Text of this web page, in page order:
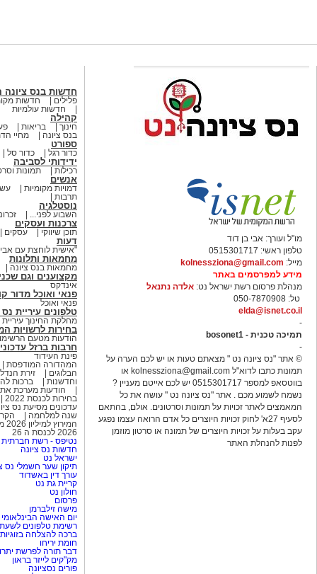
מו"ל ועורך: אבי בן דוד
טלפון ראשי: 0515301717
מייל: kolnessziona@gmail.com
מידע למפרסמים באתר
מנהלת פרסום רשת ישראל נט: אלדה נתנאל
טל: 050-7870908
elda@isnet.co.il
-
תמיכה טכנית - bosonet1
-
© אתר "נס ציונה נט " מצאתם טעות או יש לכם הערה על
תמונות כתבו לדוא"ל kolnessziona@gmail.com או
בווטסאפ למספר 0515301717 יש לכם אייטם מעניין ?
נשמח לשמוע מכם . אתר "נס ציונה נט " עושה את כל
המאמצים לאתר זכויות על תמונות וסרטונים. אולם, בהתאם
לסעיף 27א' לחוק זכויות היוצרים כל אדם הרואה עצמו נפגע
עקב בעלות על זכויות היוצרים של תמונה או סרטון מוזמן
לפנות להנהלת האתר
חדשות בנס
פלילים
חדשות
חדשות עולמיות
קהילה
חינוך בריאות
בנס ציונה
מחיי
ספורט
כדור רגל כדור סל
ידידותי לסביבה
רכילות תמונות
אנשים
דמויות מקומיות
תרבות
נוסטלגיה
השבוע לפני...
צרכנות ועסקים
תוכן שיווקי עסקים
דעות
"אישית לוחצת עם אבי
מחמאות ותלונות
מחמאות בנס ציונה
מקצוענים וגם
אינדקס
פנאי ואוכל מדור
פנאי ואוכל
טלפונים עיריית נס
מחלקת החינוך עיריית
בחירות לרשויות
הודעות מטעם
חרבות ברזל
פינת העידוד
המהדורה המודפסת
הבלוגים
זירת
וחדשנות
ברכות
הודעות מערכת
בחירות לכנסת 2022
עדכונים מסיעת נס
שנה למלחמה
המירוץ למיליון 2026 משתתפים פרקים ווידאו סקרים
2026 לכנסת ה 26
נטיפס - רשת חברתית
חדשות נס ציונה
ישראל נט
תיקון שער חשמלי נס
עורך דין באשדוד
קריית גת נט
חולון נט
פרסום
מישה זילברמן
יום האישה הבינלאומי 2025
רשימת טלפונים
ברכה להצלחה
חומת יריחו
דבר תורה לפרשת יתרו
מק"קים לייזר בראון
פורים נסציונה